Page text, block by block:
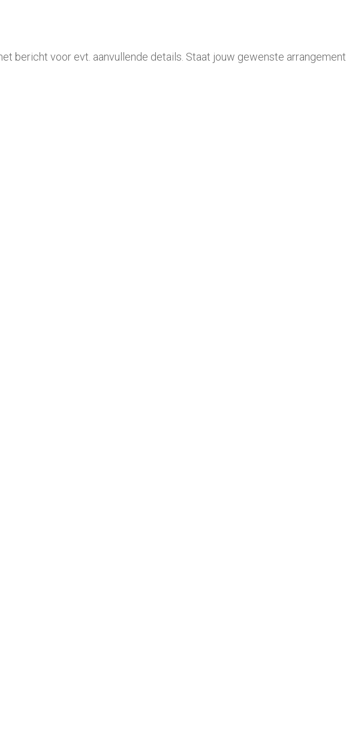
bericht voor evt. aanvullende details. Staat jouw gewenste arrangement